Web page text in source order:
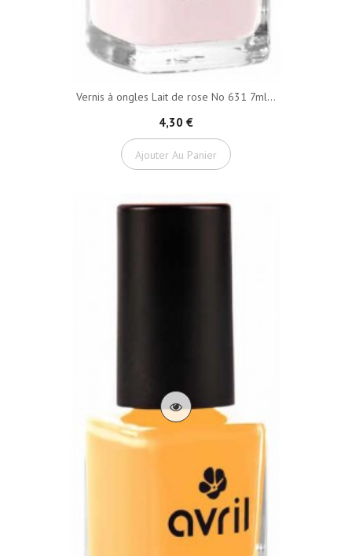
Vernis à ongles Lait de rose No 631 7ml...
4,30 €
Ajouter Au Panier